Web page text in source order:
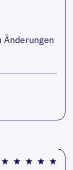
Änderungen